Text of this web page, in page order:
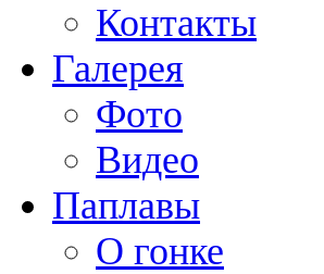
Контакты
Галерея
Фото
Видео
Паплавы
О гонке